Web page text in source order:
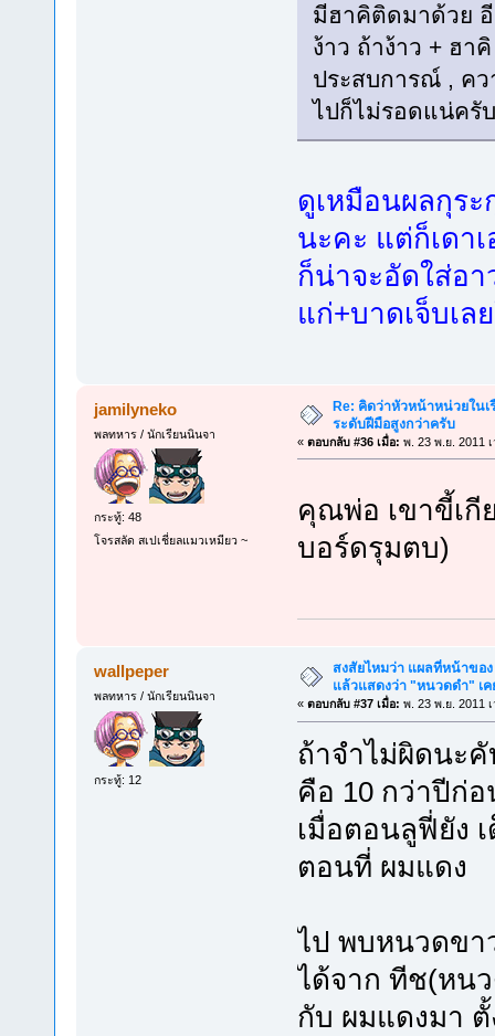
มีฮาคิติดมาด้วย
ง้าว ถ้าง้าว + ฮา
ประสบการณ์ , คว
ไปก็ไม่รอดแน่ครับ
ดูเหมือนผลกุระ
นะคะ แต่ก็เดา
ก็น่าจะอัดใส่อา
แก่+บาดเจ็บเล
jamilyneko
พลทหาร / นักเรียนนินจา
กระทู้: 48
โจรสลัด สเปเชี่ยลแมวเหมียว ~
Re: คิดว่าหัวหน้าหน่วยใน
ระดับฝีมือสูงกว่าครับ
« ตอบกลับ #36 เมื่อ: พ. 23 พ.ย. 2011
คุณพ่อ เขาขี้เกี
บอร์ดรุมตบ)
wallpeper
พลทหาร / นักเรียนนินจา
กระทู้: 12
สงสัยไหมว่า แผลที่หน้าขอ
แล้วแสดงว่า "หนวดดำ" เค
« ตอบกลับ #37 เมื่อ: พ. 23 พ.ย. 2011
ถ้าจำไม่ผิดนะ
คือ 10 กว่าปีก่
เมื่อตอนลูฟี่ยัง
ตอนที่ ผมแดง
ไป พบหนวดขา
ได้จาก ทีช(หน
กับ ผมแดงมา